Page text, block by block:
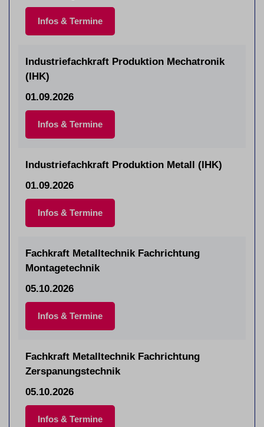
Infos & Termine
Industriefachkraft Produktion Mechatronik
(IHK)
01.09.2026
Infos & Termine
Industriefachkraft Produktion Metall (IHK)
01.09.2026
Infos & Termine
Fachkraft Metalltechnik Fachrichtung
Montagetechnik
05.10.2026
Infos & Termine
Fachkraft Metalltechnik Fachrichtung
Zerspanungstechnik
05.10.2026
Infos & Termine